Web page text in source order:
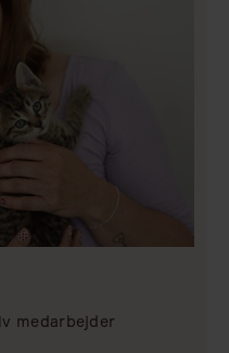
medarbejder